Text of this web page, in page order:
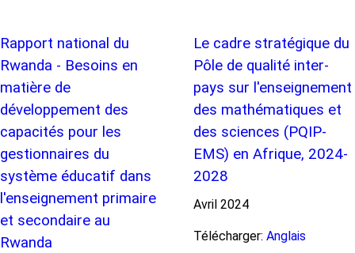
Rapport national du
Rwanda - Besoins en
matière de
développement des
capacités pour les
gestionnaires du
système éducatif dans
l'enseignement primaire
et secondaire au
Rwanda
Le cadre stratégique du
Pôle de qualité inter-
pays sur l'enseignement
des mathématiques et
des sciences (PQIP-
EMS) en Afrique, 2024-
2028
Avril 2024
Télécharger: Anglais